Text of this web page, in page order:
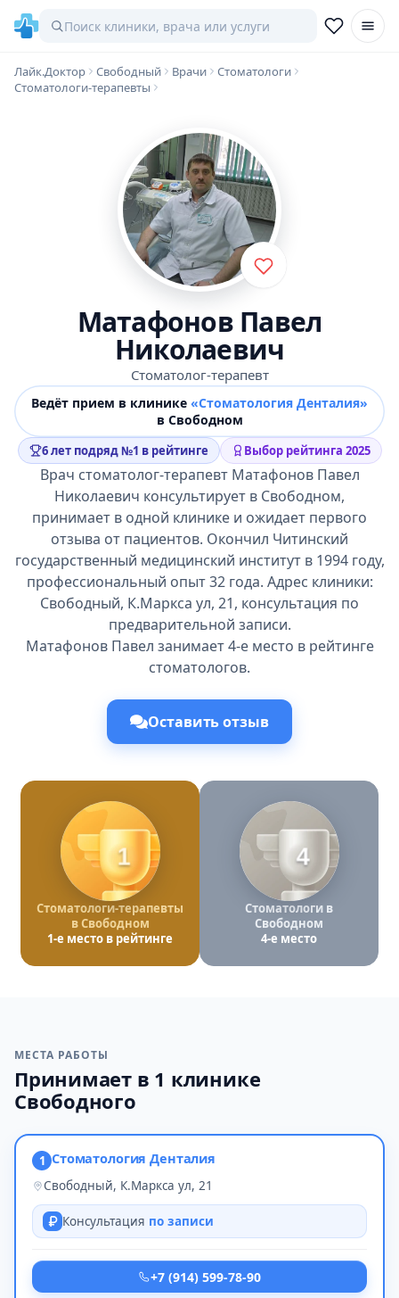
Лайк.Доктор Свободный Врачи
Стоматологи
Стоматологи-терапевты
Матафонов Павел
Николаевич
Стоматолог-терапевт
Ведёт прием в клинике «Стоматология Денталия»
в Свободном
6 лет подряд №1 в рейтинге Выбор рейтинга 2025
Врач стоматолог-терапевт Матафонов Павел
Николаевич консультирует в Свободном,
принимает в одной клинике и ожидает первого
отзыва от пациентов. Окончил Читинский
государственный медицинский институт в 1994 году,
профессиональный опыт 32 года. Адрес клиники:
Свободный, К.Маркса ул, 21, консультация по
предварительной записи.
Матафонов Павел занимает 4-е место в рейтинге
стоматологов.
Оставить отзыв
1
Стоматологи-терапевты
в Свободном
1-е место в рейтинге
4
Стоматологи в
Свободном
4-е место
МЕСТА РАБОТЫ
Принимает в 1 клинике
Свободного
1 Стоматология Денталия
Свободный, К.Маркса ул, 21
Консультация по записи
+7 (914) 599-78-90